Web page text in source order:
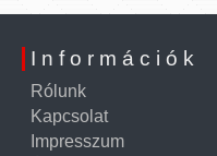
Információk
Rólunk
Kapcsolat
Impresszum